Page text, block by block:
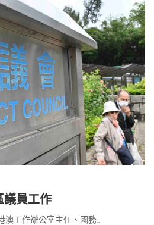
議員工作
工作辦公室主任、國務...